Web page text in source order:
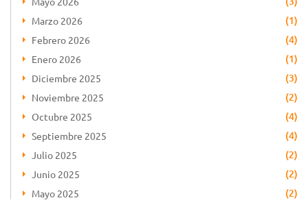
Marzo 2026 (1)
Febrero 2026 (4)
Enero 2026 (1)
Diciembre 2025 (3)
Noviembre 2025 (2)
Octubre 2025 (4)
Septiembre 2025 (4)
Julio 2025 (2)
Junio 2025 (2)
Mayo 2025 (2)